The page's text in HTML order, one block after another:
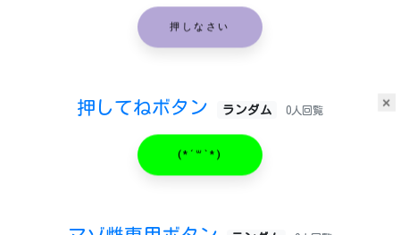
×
押しなさい
押してねボタン ランダム 0人回覧
(*´꒳`*)